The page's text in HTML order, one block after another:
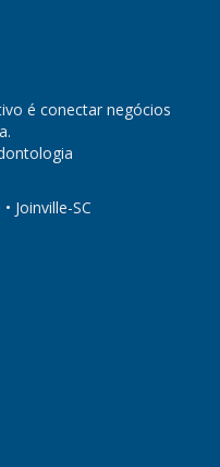
é conectar negócios
Joinville-SC